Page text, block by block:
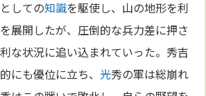
しての知識を駆使し、山の地形を利
展開したが、圧倒的な兵力差に押さ
な状況に追い込まれていった。秀吉
にも優位に立ち、 光秀の軍は総崩れ